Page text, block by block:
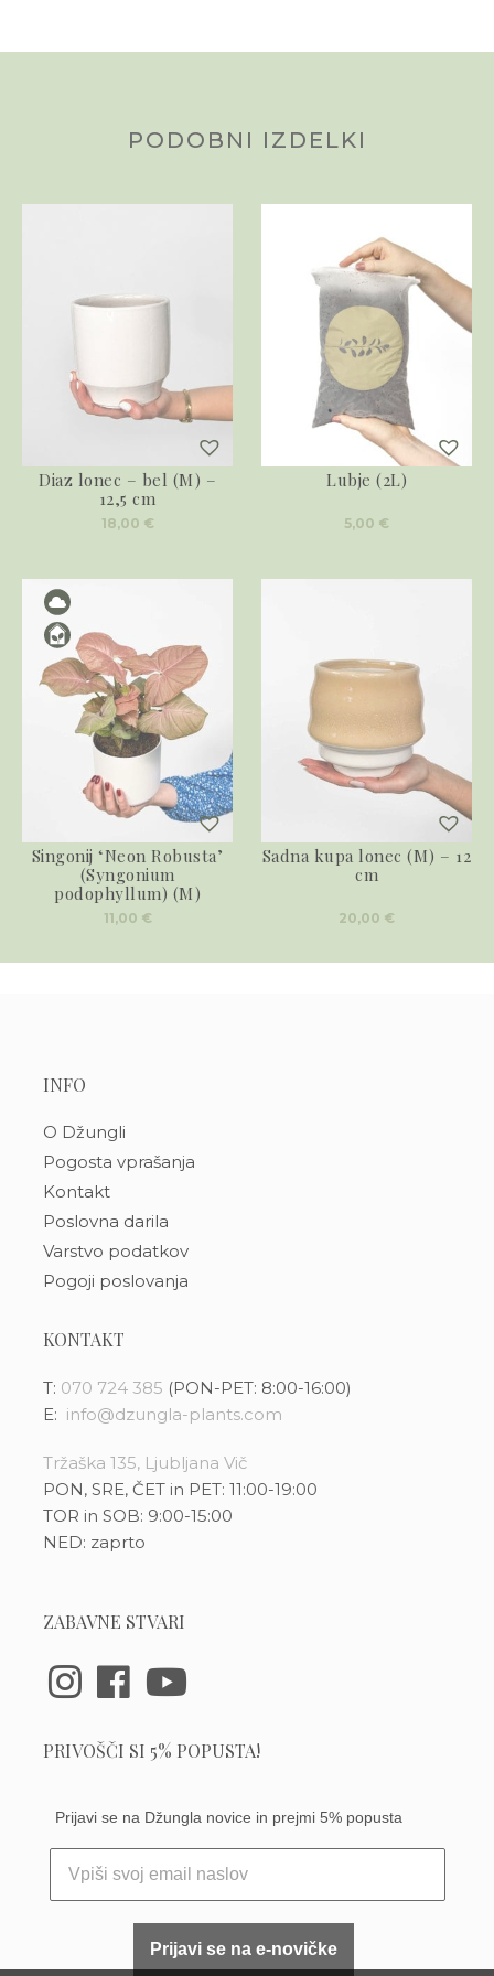
PODOBNI IZDELKI
Diaz lonec – bel (M) –
12,5 cm
18,00 €
Lubje (2L)
5,00 €
Singonij ‘Neon Robusta’
(Syngonium
podophyllum) (M)
11,00 €
Sadna kupa lonec (M) – 12
cm
20,00 €
INFO
O Džungli
Pogosta vprašanja
Kontakt
Poslovna darila
Varstvo podatkov
Pogoji poslovanja
KONTAKT
T: 070 724 385 (PON-PET: 8:00-16:00)
E: info@dzungla-plants.com
Tržaška 135, Ljubljana Vič
PON, SRE, ČET in PET: 11:00-19:00
TOR in SOB: 9:00-15:00
NED: zaprto
ZABAVNE STVARI
PRIVOŠČI SI 5% POPUSTA!
Prijavi se na Džungla novice in prejmi 5% popusta
Prijavi se na e-novičke